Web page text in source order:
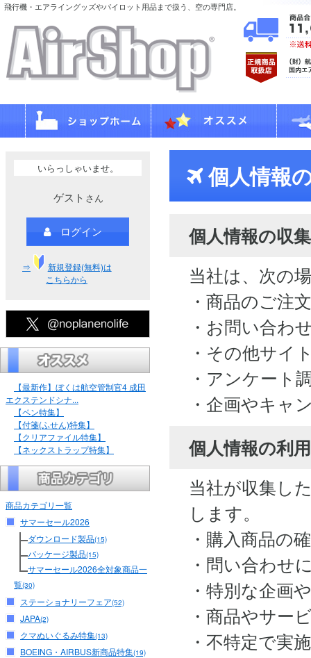
飛行機・エアライングッズやパイロット用品まで扱う、空の専門店。
いらっしゃいませ。
ゲスト さん
ログイン
⇒
新規登録(無料)は
こちらから
【最新作】ぼくは航空管制官4 成田
エクステンドシナ...
【ペン特集】
【付箋(ふせん)特集】
【クリアファイル特集】
【ネックストラップ特集】
商品カテゴリ一覧
サマーセール2026
ダウンロード製品(15)
パッケージ製品(15)
サマーセール2026全対象商品一
覧(30)
ステーショナリーフェア(52)
JAPA(2)
クマぬいぐるみ特集(13)
BOEING・AIRBUS新商品特集(19)
個人情報
個人情報の収集
当社は、次の
・商品のご注
・お問い合わ
・その他サイ
・アンケート
・企画やキャ
個人情報の利
当社が収集し
します。
・購入商品の
・問い合わせ
・特別な企画
・商品やサー
・不特定で実